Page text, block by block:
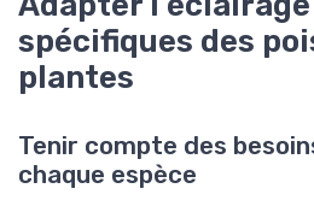
spécifiques des
plantes
Tenir compte des
chaque espèce